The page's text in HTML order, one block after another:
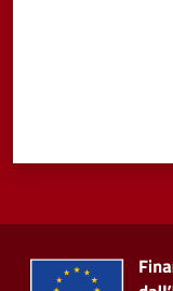
Tutti